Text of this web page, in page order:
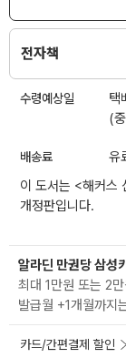
전자책
수령예상일
택
(
배송료
유
이 도서는 <해커스
개정판입니다.
알라딘 만권당 삼성
최대 1만원 또는 2
발급월 +1개월까지
카드/간편결제 할인